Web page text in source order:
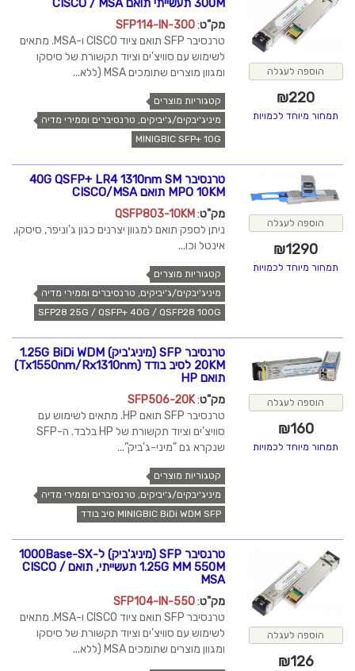
הוספה לעגלה
₪220
תמחור מיוחד לכמויות
300M תעשייתי תואם CISCO / MSA
מק"ט:
SFP114-IN-300
טרנסיבר SFP תואם ציוד CISCO ו-MSA. מתאים
לשימוש עם סוויצ'ים וציוד תקשורת של סיסקו
ומגוון מוצרים שתומכים MSA (ללא...
קטגוריות מוצרים
מיניג'יבקים/ג'יביקים, טרנסיברים וממירי מדיה
MINIGBIC SFP+ 10G
הוספה לעגלה
₪1290
תמחור מיוחד לכמויות
טרנסיבר 40G QSFP+ LR4 1310nm SM
MPO 10KM תואם CISCO/MSA
מק"ט:
QSFP803-10KM
ניתן לספק תואם למגוון יצרנים כגון ג'וניפר, סיסקו,
אינטל וכו...
קטגוריות מוצרים
מיניג'יבקים/ג'יביקים, טרנסיברים וממירי מדיה
SFP28 25G / QSFP+ 40G / QSFP28 100G
הוספה לעגלה
₪160
תמחור מיוחד לכמויות
טרנסיבר SFP (מיניג'ביק) 1.25G BiDi WDM
20KM לסיב בודד (Tx1550nm/Rx1310nm)
תואם HP
מק"ט:
SFP506-20K
טרנסיבר SFP תואם HP. מתאים לשימוש עם
סוויצ'ים וציוד תקשורת של HP בלבד. ה-SFP
שנקרא גם "מיני-ג'ביק"...
קטגוריות מוצרים
מיניג'יבקים/ג'יביקים, טרנסיברים וממירי מדיה
MINIGBIC BiDi WDM SFP סיב בודד
הוספה לעגלה
₪126
טרנסיבר SFP (מיניג'ביק) ל-1000Base-SX
1.25G MM 550M תעשייתי, תואם CISCO /
MSA
מק"ט:
SFP104-IN-550
טרנסיבר SFP תואם ציוד CISCO ו-MSA. מתאים
לשימוש עם סוויצ'ים וציוד תקשורת של סיסקו
ומגוון מוצרים שתומכים MSA (ללא...